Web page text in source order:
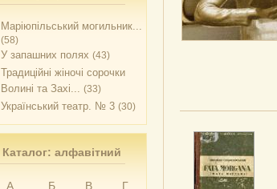
Маріюпільський могильник...
(58)
У запашних полях (43)
Традиційні жіночі сорочки
Волині та Захі... (33)
Український театр. № 3 (30)
Каталог: алфавітний
А Б В
Г